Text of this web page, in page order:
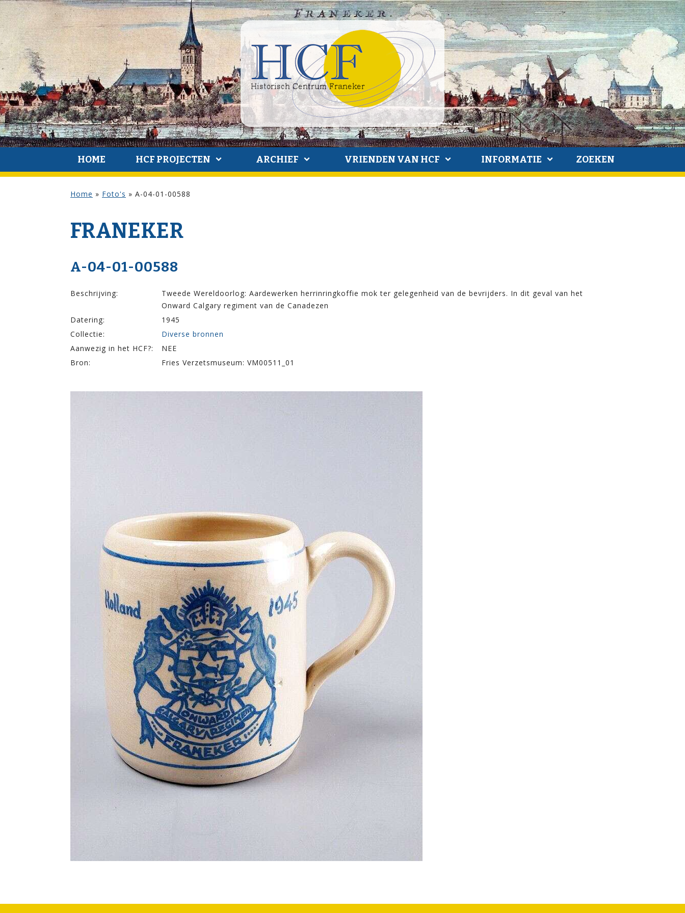
HOME HCF PROJECTEN ARCHIEF VRIENDEN VAN HCF INFORMATIE ZOEKEN
Home » Foto's » A-04-01-00588
FRANEKER
A-04-01-00588
Beschrijving:
Tweede Wereldoorlog: Aardewerken herrinringkoffie mok ter gelegenheid van de bevrijders. In dit geval van het
Onward Calgary regiment van de Canadezen
Datering:
1945
Collectie:
Diverse bronnen
Aanwezig in het HCF?:
NEE
Bron:
Fries Verzetsmuseum: VM00511_01